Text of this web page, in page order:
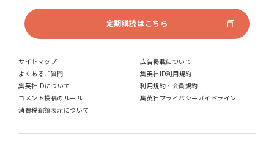
定期購読はこちら
サイトマップ
広告掲載について
よくあるご質問
集英社ID利用規約
集英社IDについて
利用規約・会員規約
コメント投稿のルール
集英社プライバシーガイドライン
消費税総額表示について